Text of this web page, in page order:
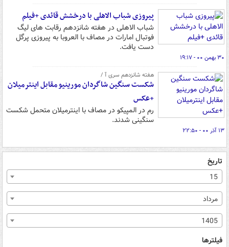
پیروزی شباب الاهلی با درخشش قائدی +فیلم
شباب الاهلی در هفته شانزدهم رقابت های لیگ
فوتبال امارات در مصاف با العروبا به پیروزی پرگل
دست یافت.
۳۰ بهمن ۰۰ - ۱۹:۱۷
هفته شانزدهم سری آ /
شکست سنگین شاگردان مورینیو مقابل اینترمیلان
+عکس
رم در المپیکو در مصاف با اینترمیلان متحمل شکست
سنگینی شدند.
۱۳ آذر ۰۰ - ۲۲:۵۰
تاریخ
15
مرداد
1405
فیلترها